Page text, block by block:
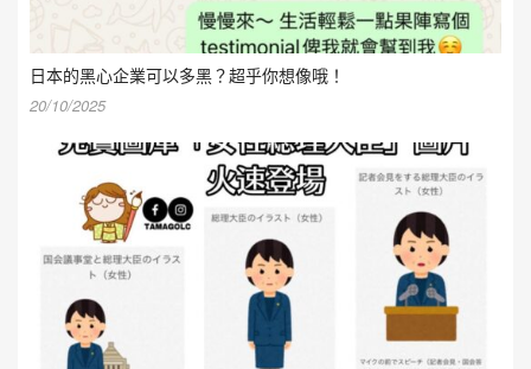
日本的黑心企業可以多黑？超乎你想像哦！
20/10/2025